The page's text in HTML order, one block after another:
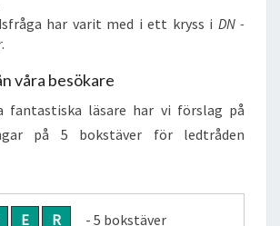
har varit med i ett kryss i DN -
.
våra besökare
fantastiska läsare har vi förslag på
på 5 bokstäver för ledtråden
E R
- 5 bokstäver